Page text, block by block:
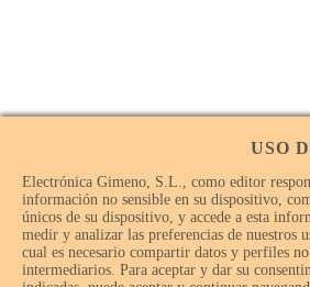
USO
Electrónica Gimeno, S.L., como editor
información no sensible en su dispositivo,
únicos de su dispositivo, y accede a esta
medir y analizar las preferencias de nuestros
cual es necesario compartir datos y perfiles
intermediarios. Para aceptar y dar su